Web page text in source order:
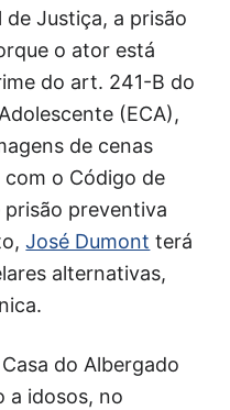
Justiça, a prisão
o ator está
do art. 241-B do
(ECA),
de cenas
o Código de
prisão preventiva
José Dumont terá
alternativas,
do Albergado
a idosos, no